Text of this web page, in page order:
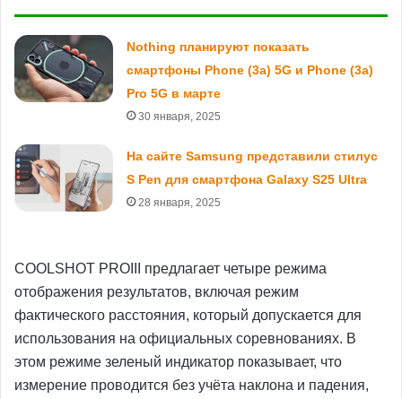
Nothing планируют показать
смартфоны Phone (3a) 5G и Phone (3a)
Pro 5G в марте
30 января, 2025
На сайте Samsung представили стилус
S Pen для смартфона Galaxy S25 Ultra
28 января, 2025
COOLSHOT PROIII предлагает четыре режима
отображения результатов, включая режим
фактического расстояния, который допускается для
использования на официальных соревнованиях. В
этом режиме зеленый индикатор показывает, что
измерение проводится без учёта наклона и падения,